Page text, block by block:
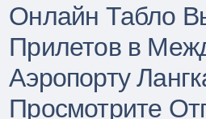
Онлайн Табло
Прилетов в
Аэропорту
Просмотрите